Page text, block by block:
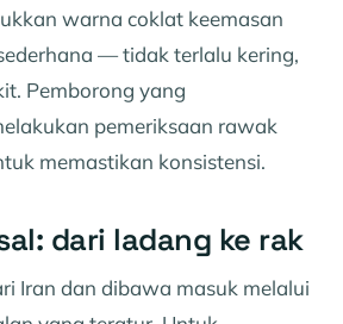
warna coklat keemasan
— tidak terlalu kering,
Pemborong yang
pemeriksaan rawak
memastikan konsistensi.
dari ladang ke rak
Iran dan dibawa masuk melalui